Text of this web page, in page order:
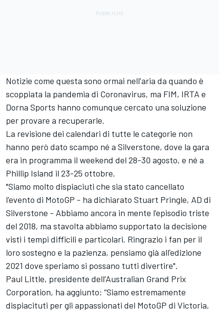
Notizie come questa sono ormai nell'aria da quando è
scoppiata la pandemia di Coronavirus, ma FIM, IRTA e
Dorna Sports hanno comunque cercato una soluzione
per provare a recuperarle.
La revisione dei calendari di tutte le categorie non
hanno però dato scampo né a Silverstone, dove la gara
era in programma il weekend del 28-30 agosto, e né a
Phillip Island il 23-25 ottobre.
"Siamo molto dispiaciuti che sia stato cancellato
l'evento di MotoGP - ha dichiarato Stuart Pringle, AD di
Silverstone - Abbiamo ancora in mente l'episodio triste
del 2018, ma stavolta abbiamo supportato la decisione
visti i tempi difficili e particolari. Ringrazio i fan per il
loro sostegno e la pazienza, pensiamo già all'edizione
2021 dove speriamo si possano tutti divertire".
Paul Little, presidente dell’Australian Grand Prix
Corporation, ha aggiunto: “Siamo estremamente
dispiacituti per gli appassionati del MotoGP di Victoria,